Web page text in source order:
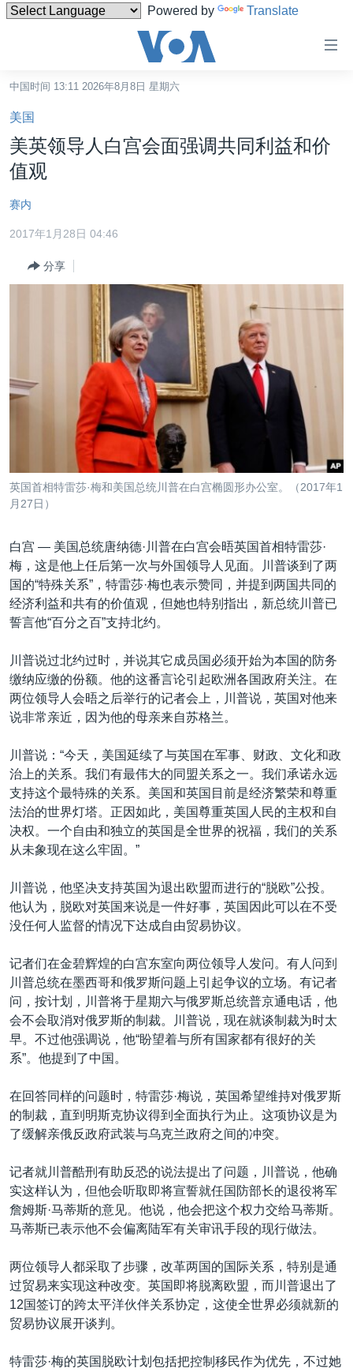
Powered by Translate
碍
链
接
跳
转
内
容
到
到
检
中国
最新国际新闻
非洲
分类新闻
经济·金融·贸易
人权·法律·宗教
科教·文娱·体健
军事
国会报道
美国建国250周年
埃博拉疫情
美国之音专访
台海两岸关系
南中国海争端
关注西藏
GEN Z 看美国
VOA今日焦点
其他语言网站
中国时间 13:11 2026年8月8日 星期六
美国
美英领导人白宫会面强调共同利益和价
值观
赛内
2017年1月28日 04:46
分享
英国首相特雷莎·梅和美国总统川普在白宫椭圆形办公室。（2017年1
月27日）
白宫 — 美国总统唐纳德·川普在白宫会晤英国首相特雷莎·
梅，这是他上任后第一次与外国领导人见面。川普谈到了两
国的“特殊关系”，特雷莎·梅也表示赞同，并提到两国共同的
经济利益和共有的价值观，但她也特别指出，新总统川普已
誓言他“百分之百”支持北约。
川普说过北约过时，并说其它成员国必须开始为本国的防务
缴纳应缴的份额。他的这番言论引起欧洲各国政府关注。在
两位领导人会晤之后举行的记者会上，川普说，英国对他来
说非常亲近，因为他的母亲来自苏格兰。
川普说：“今天，美国延续了与英国在军事、财政、文化和政
治上的关系。我们有最伟大的同盟关系之一。我们承诺永远
支持这个最特殊的关系。美国和英国目前是经济繁荣和尊重
法治的世界灯塔。正因如此，美国尊重英国人民的主权和自
决权。一个自由和独立的英国是全世界的祝福，我们的关系
从未象现在这么牢固。”
川普说，他坚决支持英国为退出欧盟而进行的“脱欧”公投。
他认为，脱欧对英国来说是一件好事，英国因此可以在不受
没任何人监督的情况下达成自由贸易协议。
记者们在金碧辉煌的白宫东室向两位领导人发问。有人问到
川普总统在墨西哥和俄罗斯问题上引起争议的立场。有记者
问，按计划，川普将于星期六与俄罗斯总统普京通电话，他
会不会取消对俄罗斯的制裁。川普说，现在就谈制裁为时太
早。不过他强调说，他“盼望着与所有国家都有很好的关
系”。他提到了中国。
在回答同样的问题时，特雷莎·梅说，英国希望维持对俄罗斯
的制裁，直到明斯克协议得到全面执行为止。这项协议是为
了缓解亲俄反政府武装与乌克兰政府之间的冲突。
记者就川普酷刑有助反恐的说法提出了问题，川普说，他确
实这样认为，但他会听取即将宣誓就任国防部长的退役将军
詹姆斯·马蒂斯的意见。他说，他会把这个权力交给马蒂斯。
马蒂斯已表示他不会偏离陆军有关审讯手段的现行做法。
两位领导人都采取了步骤，改革两国的国际关系，特别是通
过贸易来实现这种改变。英国即将脱离欧盟，而川普退出了
12国签订的跨太平洋伙伴关系协定，这使全世界必须就新的
贸易协议展开谈判。
特雷莎·梅的英国脱欧计划包括把控制移民作为优先，不过她